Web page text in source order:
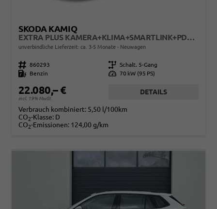
SKODA KAMIQ
EXTRA PLUS KAMERA+KLIMA+SMARTLINK+PDC+LED+TEMPOMAT
unverbindliche Lieferzeit: ca. 3-5 Monate Neuwagen
Fahrzeugnr. 860293 Getriebe Schalt. 5-Gang
Kraftstoff
Benzin Leistung 70 kW (95 PS)
22.080,– €
incl. 19% MwSt.
DETAILS
Verbrauch kombiniert: 5,50 l/100km
CO2-Klasse: D
CO2-Emissionen: 124,00 g/km